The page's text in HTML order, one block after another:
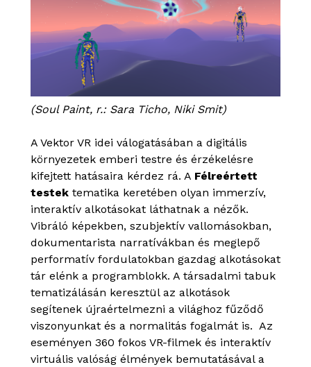
(Soul Paint, r.: Sara Ticho, Niki Smit)
A Vektor VR idei válogatásában a digitális
környezetek emberi testre és érzékelésre
kifejtett hatásaira kérdez rá. A Félreértett
testek tematika keretében olyan immerzív,
interaktív alkotásokat láthatnak a nézők.
Vibráló képekben, szubjektív vallomásokban,
dokumentarista narratívákban és meglepő
performatív fordulatokban gazdag alkotásokat
tár elénk a programblokk. A társadalmi tabuk
tematizálásán keresztül az alkotások
segítenek újraértelmezni a világhoz fűződő
viszonyunkat és a normalitás fogalmát is. Az
eseményen 360 fokos VR-filmek és interaktív
virtuális valóság élmények bemutatásával a